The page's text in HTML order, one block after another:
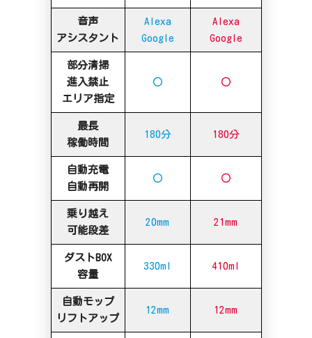
音声
アシスタント
Alexa
Google
Alexa
Google
部分清掃
進入禁止
エリア指定
〇 〇
最長
稼働時間
180分 180分
自動充電
自動再開
〇 〇
乗り越え
可能段差
20mm 21mm
ダストBOX
容量
330ml 410ml
自動モップ
リフトアップ
12mm 12mm